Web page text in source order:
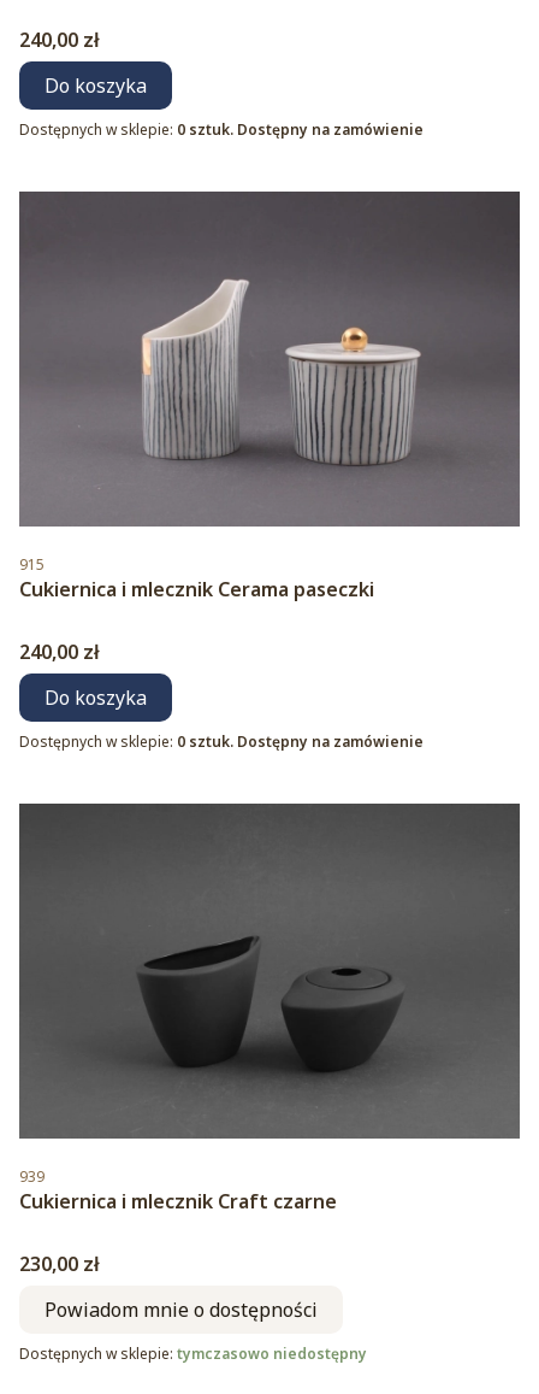
Cena
240,00 zł
Do koszyka
Dostępnych w sklepie: 0 sztuk. Dostępny na zamówienie
Kod produktu
915
Cukiernica i mlecznik Cerama paseczki
Cena
240,00 zł
Do koszyka
Dostępnych w sklepie: 0 sztuk. Dostępny na zamówienie
Kod produktu
939
Cukiernica i mlecznik Craft czarne
Cena
230,00 zł
Powiadom mnie o dostępności
Dostępnych w sklepie: tymczasowo niedostępny